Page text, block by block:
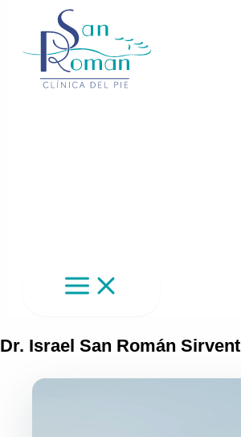
Dr. Israel San Román Sirvent